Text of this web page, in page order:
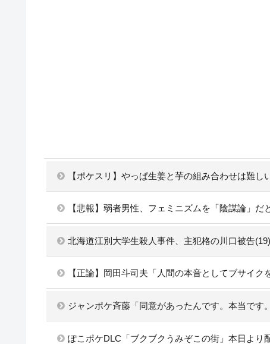
【ポケスリ】やっぱ生姜と芋の組み合わせは難し
【悲報】弱者男性、フェミニズムを「陰謀論」だ
北海道江別大学生殺人事件、主犯格の川口被告
【正論】岡田斗司夫「人間の本音としてブサイ
ジャンポケ斉藤「同意があったんです。本当で
ぽこポケDLC「ブクブクうみぞこの街」本日より